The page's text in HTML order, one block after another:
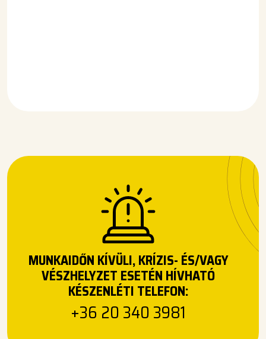
MUNKAIDŐN KÍVÜLI, KRÍZIS- ÉS/VAGY
VÉSZHELYZET ESETÉN HÍVHATÓ
KÉSZENLÉTI TELEFON:
+36 20 340 3981